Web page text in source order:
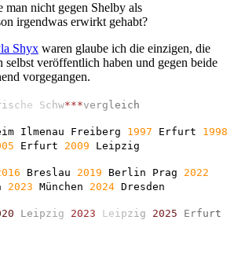
man nicht gegen Shelby als
irgendwas erwirkt gehabt?
Shyx waren glaube ich die einzigen, die
selbst veröffentlich haben und gegen beide
vorgegangen.
i sc he Sc hw***ve rgl ei c h
Ilmenau Freiberg 1997 Erfurt 1998
Erfurt 2009 Leipzig
Breslau 2019 Berlin Prag 2022
2023 München 2024 Dresden
20 L ei pzi g 2023 L ei pzi g 2025 E rfu rt